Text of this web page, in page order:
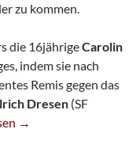
zu kommen.
die 16jährigeCarolin
indem sie nach
Remis gegen das
Dresen (SF
Haus Beim
→